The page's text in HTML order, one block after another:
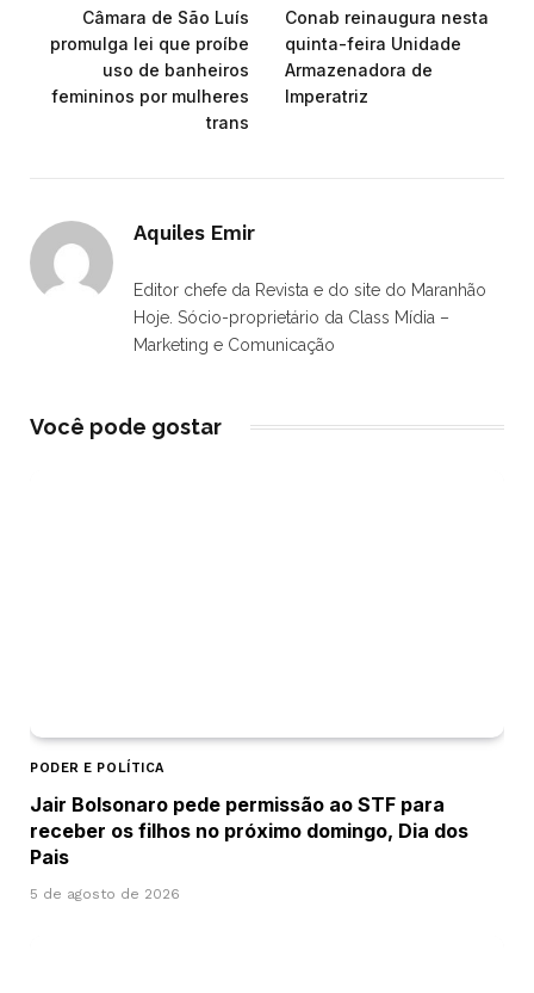
Câmara de São Luís
promulga lei que proíbe
uso de banheiros
femininos por mulheres
trans
Conab reinaugura nesta
quinta-feira Unidade
Armazenadora de
Imperatriz
Aquiles Emir
Editor chefe da Revista e do site do Maranhão
Hoje. Sócio-proprietário da Class Mídia –
Marketing e Comunicação
Você pode gostar
PODER E POLÍTICA
Jair Bolsonaro pede permissão ao STF para
receber os filhos no próximo domingo, Dia dos
Pais
5 de agosto de 2026